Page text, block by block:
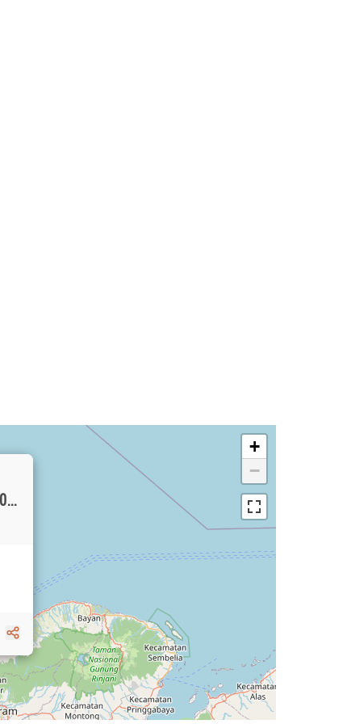
RARE LONG LEASEHOLD COMMERCIAL LAND OPTION IN UPCOMING SIDEMEN AREA
+
−